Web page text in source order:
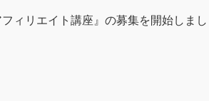
ィリエイト講座』の募集を開始しまし